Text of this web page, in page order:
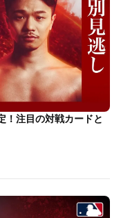
！注目の対戦カードと